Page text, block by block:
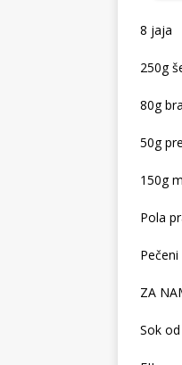
8 jaja
250g
80g
50g
150g
Pola
ZA
Sok